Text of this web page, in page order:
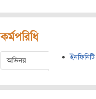
কর্মপরিধি
অভিনয় ইনফিনিটি